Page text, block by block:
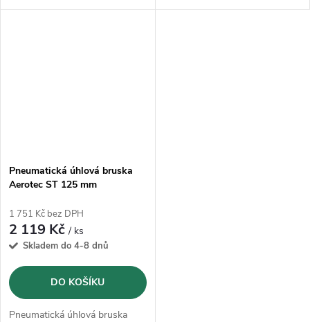
průměru 75mm
18000 ot/min
Pneumatická úhlová bruska
Aerotec ST 125 mm
1 751 Kč bez DPH
2 119 Kč/ ks
Skladem do 4-8 dnů
DO KOŠÍKU
Pneumatická úhlová bruska